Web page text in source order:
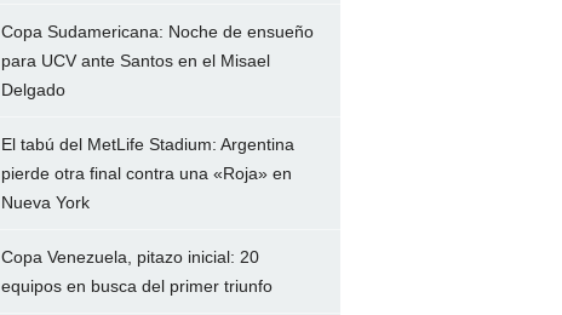
Copa Sudamericana: Noche de ensueño
para UCV ante Santos en el Misael
Delgado
El tabú del MetLife Stadium: Argentina
pierde otra final contra una «Roja» en
Nueva York
Copa Venezuela, pitazo inicial: 20
equipos en busca del primer triunfo